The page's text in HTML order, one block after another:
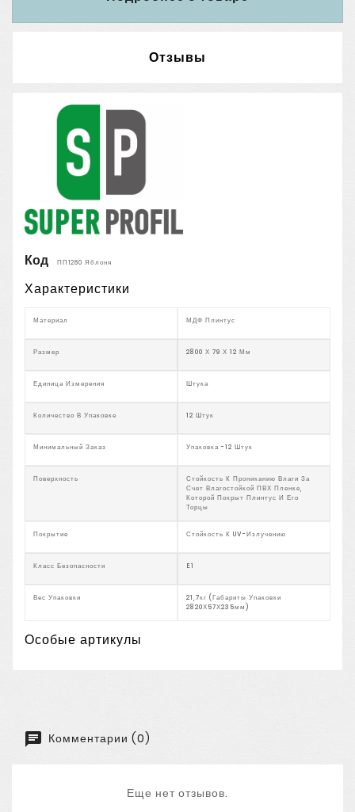
Отзывы
Код ПП1280 Яблоня
Характеристики
Материал МДФ Плинтус
Размер 2800 Х 79 Х 12 Мм
Единица Измерения Штука
Количество В Упаковке 12 Штук
Минимальный Заказ Упаковка -12 Штук
Поверхность
Стойкость К Прониканию Влаги За
Счет Влагостойкой ПВХ Пленке,
Которой Покрыт Плинтус И Его
Торцы
Покрытие Стойкость К UV-Излучению
Класс Безопасности E1
Вес Упаковки
21,7кг (Габариты Упаковки
2820Х57Х235мм)
Особые артикулы
Комментарии (0)
Еще нет отзывов.